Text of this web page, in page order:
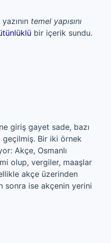
temel yapısını
bir içerik sundu.
giriş gayet sade, bazı
geçilmiş. Bir iki örnek
Akçe, Osmanlı
olup, vergiler, maaşlar
akçe üzerinden
sonra ise akçenin yerini